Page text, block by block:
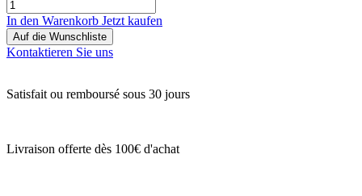
In den Warenkorb Jetzt kaufen
Auf die Wunschliste
Kontaktieren Sie uns
Satisfait ou remboursé sous 30 jours
Livraison offerte dès 100€ d'achat